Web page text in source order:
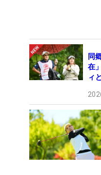
同
在
ィ